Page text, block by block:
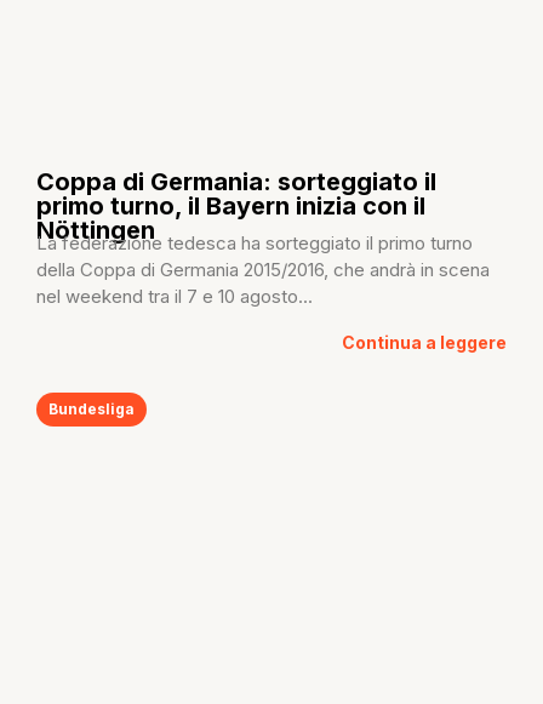
Coppa di Germania: sorteggiato il
primo turno, il Bayern inizia con il
Nöttingen
La federazione tedesca ha sorteggiato il primo turno
della Coppa di Germania 2015/2016, che andrà in scena
nel weekend tra il 7 e 10 agosto...
Continua a leggere
Bundesliga